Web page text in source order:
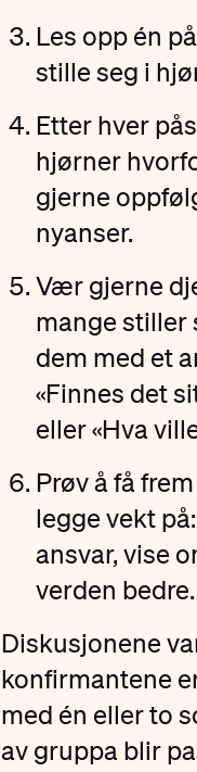
Les opp én
stille seg i
Etter hver
hjørner
gjerne
nyanser.
Vær gjerne
mange stiller
dem med et
«Finnes det
eller «Hva
Prøv å få
legge vekt
ansvar, vise
verden bedre.
Diskusjonene
konfirmantene
med én eller to
av gruppa blir